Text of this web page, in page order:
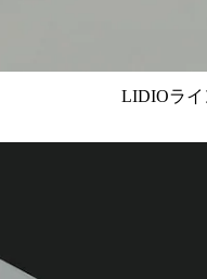
LIDIOライ